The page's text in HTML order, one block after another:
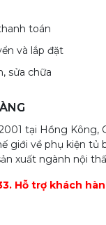
toán
và lắp đặt
sửa chữa
tại Hồng Kông,
giới về phụ kiện tủ
xuất ngành nội
Hỗ trợ khách